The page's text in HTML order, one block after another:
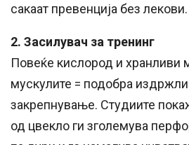
сакаат превенција без лекови.
2. Засилувач за тренинг
Повеќе кислород и хранливи
мускулите = подобра
закрепнување. Студиите
од цвекло ги зголемува